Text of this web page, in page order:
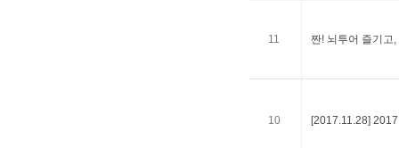
11 짠! 뇌투어 즐기고,
10 [2017.11.28]